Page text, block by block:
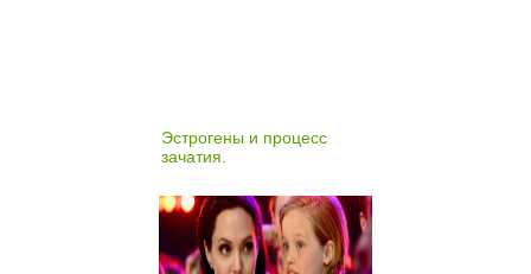
Эстрогены и процесс
зачатия.